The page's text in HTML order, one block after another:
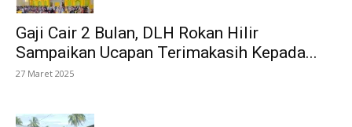
Gaji Cair 2 Bulan, DLH Rokan Hilir
Sampaikan Ucapan Terimakasih Kepada...
27 Maret 2025